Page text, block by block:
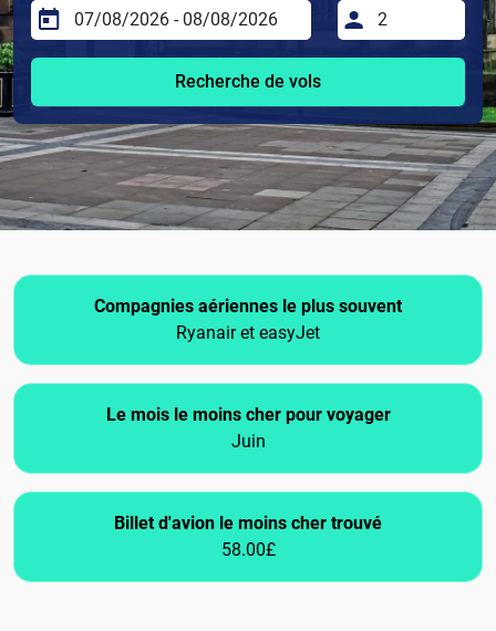
Recherche de vols
Compagnies aériennes le plus souvent
Ryanair et easyJet
Le mois le moins cher pour voyager
Juin
Billet d'avion le moins cher trouvé
58.00£